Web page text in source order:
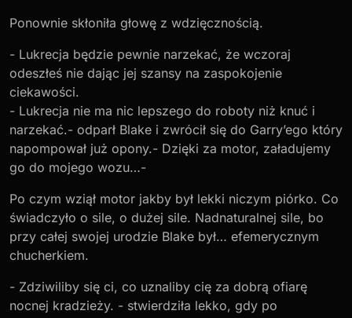
Ponownie skłoniła głowę z wdzięcznością.
- Lukrecja będzie pewnie narzekać, że wczoraj
odeszłeś nie dając jej szansy na zaspokojenie
ciekawości.
- Lukrecja nie ma nic lepszego do roboty niż knuć i
narzekać.- odparł Blake i zwrócił się do Garry’ego który
napompował już opony.- Dzięki za motor, załadujemy
go do mojego wozu…-
Po czym wziął motor jakby był lekki niczym piórko. Co
świadczyło o sile, o dużej sile. Nadnaturalnej sile, bo
przy całej swojej urodzie Blake był… efemerycznym
chucherkiem.
- Zdziwiliby się ci, co uznaliby cię za dobrą ofiarę
nocnej kradzieży. - stwierdziła lekko, gdy po